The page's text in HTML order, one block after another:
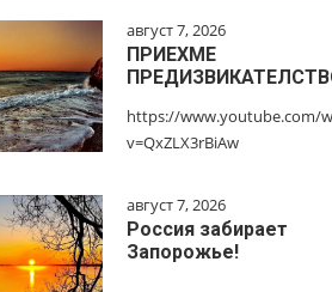
август 7, 2026
ПРИЕХМЕ
https://www.youtube.com/
v=QxZLX3rBiAw
август 7, 2026
Россия забирает
Запорожье!